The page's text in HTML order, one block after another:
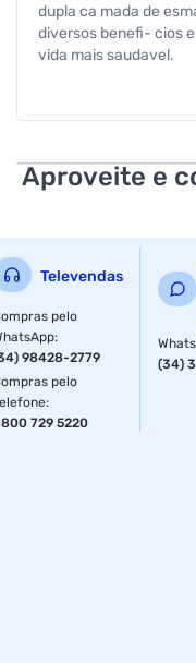
dupla ca mada de
diversos benefi- cios
vida mais saudavel.
Aproveite e
Televendas
pelo
:
98428-2779
pelo
:
729 5220
(34)